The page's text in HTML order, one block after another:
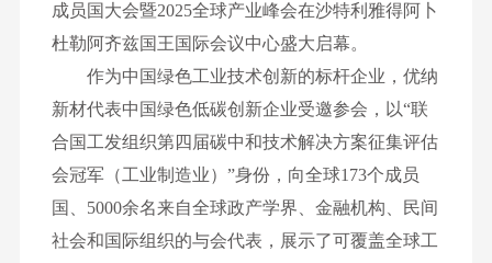
成员国大会暨2025全球产业峰会在沙特利雅得阿卜
杜勒阿齐兹国王国际会议中心盛大启幕。
作为中国绿色工业技术创新的标杆企业，优纳
新材代表中国绿色低碳创新企业受邀参会，以“联
合国工发组织第四届碳中和技术解决方案征集评估
会冠军（工业制造业）”身份，向全球173个成员
国、5000余名来自全球政产学界、金融机构、民间
社会和国际组织的与会代表，展示了可覆盖全球工